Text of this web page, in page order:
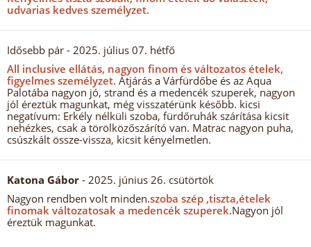
udvarias kedves személyzet.
Idősebb pár - 2025. július 07. hétfő
All inclusive ellátás, nagyon finom és változatos ételek,
figyelmes személyzet. Átjárás a Várfürdőbe és az Aqua
Palotába nagyon jó, strand és a medencék szuperek, nagyon
jól éreztük magunkat, még visszatérünk később. kicsi
negatívum: Erkély nélküli szoba, fürdőruhák szárítása kicsit
nehézkes, csak a törölközőszárító van. Matrac nagyon puha,
csúszkált össze-vissza, kicsit kényelmetlen.
Katona Gábor - 2025. június 26. csütörtök
Nagyon rendben volt minden.szoba szép ,tiszta,ételek
finomak változatosak a medencék szuperek.Nagyon jól
éreztük magunkat.